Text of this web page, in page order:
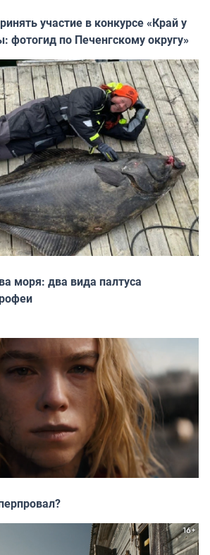
участие в конкурсе «Край у
фотогид по Печенгскому округу»
моря: два вида палтуса